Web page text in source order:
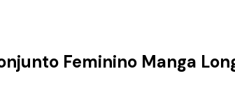
Feminino Manga